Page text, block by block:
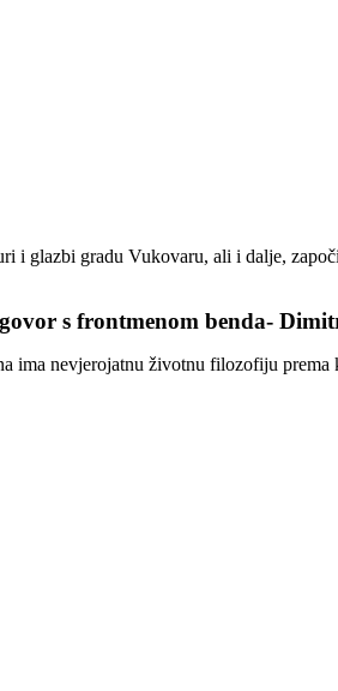
glazbi gradu Vukovaru, ali i dalje,
s frontmenom benda-
nevjerojatnu životnu filozofiju